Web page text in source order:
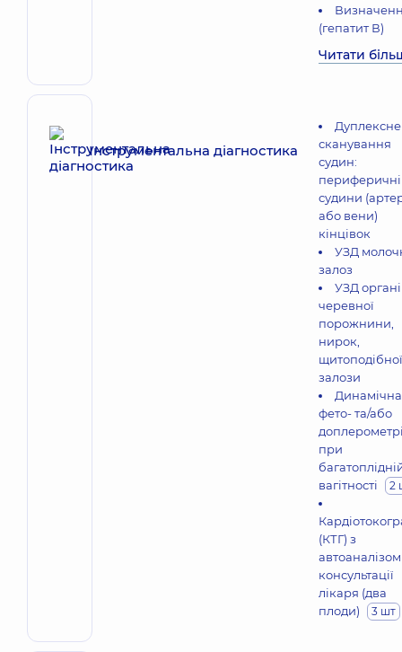
(гепатит В)
Читати
Інструментальна діагностика
Дуплексне
сканування
судин:
периферичні
судини
або вени)
кінцівок
УЗД
залоз
УЗД
черевної
порожнини,
нирок,
щитоподібної
залози
Динамічна
фето- та/або
при
вагітності
2
(КТГ) з
консультації
лікаря (два
плоди)
3 шт